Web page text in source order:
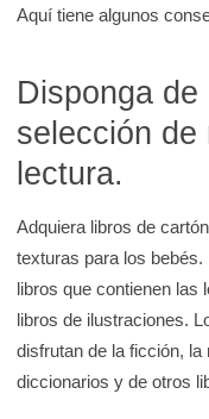
t
c
a
e
K
i
d
s
H
e
Aquí tiene algunos
Disponga
selección de
lectura.
Adquiera libros de
texturas para los
libros que contienen las
libros de ilustraciones.
disfrutan de la ficción,
diccionarios y de otros